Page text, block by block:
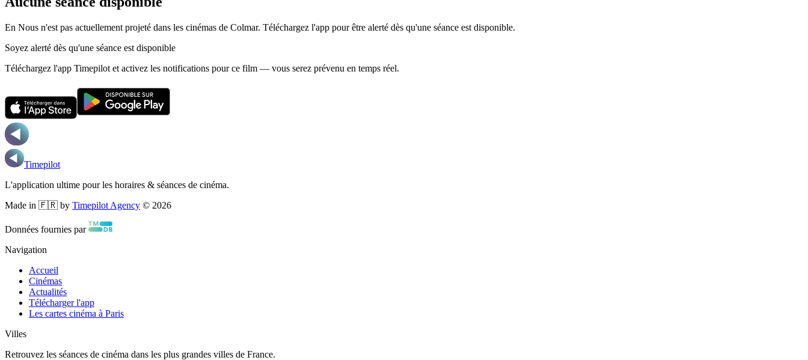
En Nous n'est pas actuellement projeté dans les cinémas de Colmar. Téléchargez l'app pour être alerté dès qu'une séance est disponible.
Soyez alerté dès qu'une séance est disponible
Téléchargez l'app Timepilot et activez les notifications pour ce film — vous serez prévenu en temps réel.
Timepilot
L'application ultime pour les horaires & séances de cinéma.
Made in 🇫🇷 by Timepilot Agency © 2026
Données fournies par
Navigation
Accueil
Cinémas
Actualités
Télécharger l'app
Les cartes cinéma à Paris
Villes
Retrouvez les séances de cinéma dans les plus grandes villes de France.